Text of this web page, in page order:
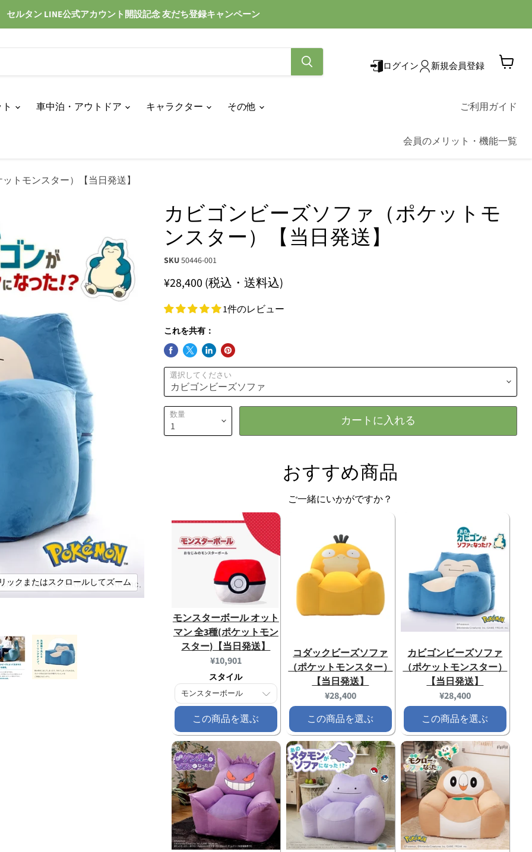
セルタン LINE公式アカウント開設記念 友だち登録キャンペーン
ログイン 新規会員登録
を
車中泊・アウトドア キャラクター その他 ご利用ガイド
会員のメリット・機能一覧
トモンスター）【当日発送】
ックまたはスクロールしてズーム
カビゴンビーズソファ（ポケットモ
ンスター）【当日発送】
SKU50446-001
¥28,400 (税込・送料込)
1件のレビュー
これを共有：
選択してください
数量 カートに入れる
おすすめ商品
ご一緒にいかがですか？
モンスターボール オット
マン 全3種(ポケットモン
スター)【当日発送】
Current
price:
¥10,901
スタイル
この商品を選ぶ
コダックビーズソファ
（ポケットモンスター）
【当日発送】
Current
price:
¥28,400
この商品を選ぶ
カビゴンビーズソファ
（ポケットモンスター）
【当日発送】
Current
price:
¥28,400
この商品を選ぶ